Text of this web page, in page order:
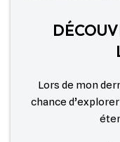
Lors de mon
chance